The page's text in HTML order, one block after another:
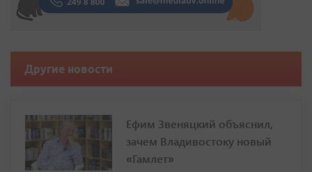
Другие новости
Ефим Звеняцкий объяснил,
зачем Владивостоку новый
«Гамлет»